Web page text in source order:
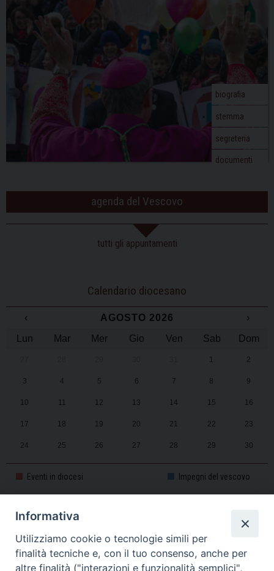
biografia
stemma
segreteria
documenti
agenda del Vescovo
tutti gli appuntamenti
Calendario diocesano
‹ AGOSTO 2026
›
Lun
Mar Mer Gio Ven Sab Dom
1 2
3 4 5 6 7 8 9
10 11 12 13 14 15 16
17 18 19 20 21 22 23
24 25 26 27 28 29 30
Eventi in diocesi Impegni del vescovo
CALENDARIO PASTORALE 2025-2026
Informativa
Utilizziamo cookie o tecnologie simili per
finalità tecniche e, con il tuo consenso, anche per
altre finalità ("interazioni e funzionalità semplici",